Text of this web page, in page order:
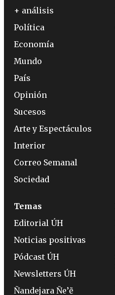
+ análisis
Política
Economía
Mundo
País
Opinión
Sucesos
Arte y Espectáculos
Interior
Correo Semanal
Sociedad
Temas
Editorial ÚH
Noticias positivas
Pódcast ÚH
Newsletters ÚH
Ñandejara Ñe’ẽ